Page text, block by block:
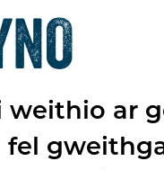
weithio ar
fel